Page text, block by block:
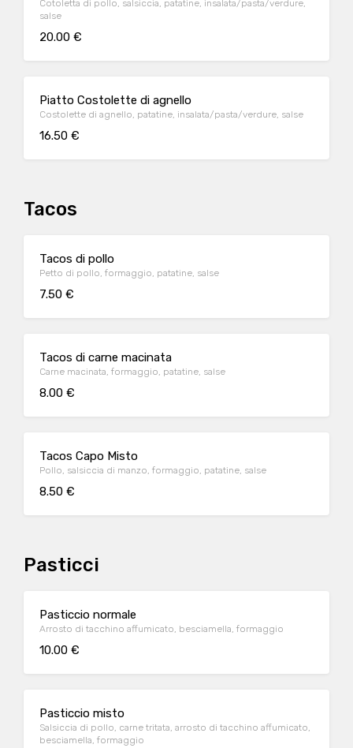
Cotoletta di pollo, salsiccia, patatine, insalata/pasta/verdure,
salse
20.00 €
Piatto Costolette di agnello
Costolette di agnello, patatine, insalata/pasta/verdure, salse
16.50 €
Tacos
Tacos di pollo
Petto di pollo, formaggio, patatine, salse
7.50 €
Tacos di carne macinata
Carne macinata, formaggio, patatine, salse
8.00 €
Tacos Capo Misto
Pollo, salsiccia di manzo, formaggio, patatine, salse
8.50 €
Pasticci
Pasticcio normale
Arrosto di tacchino affumicato, besciamella, formaggio
10.00 €
Pasticcio misto
Salsiccia di pollo, carne tritata, arrosto di tacchino affumicato,
besciamella, formaggio